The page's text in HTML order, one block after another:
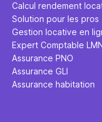
Calcul rendement
Solution pour les pros
Gestion locative en
Expert Comptable
Assurance PNO
Assurance GLI
Assurance habitation